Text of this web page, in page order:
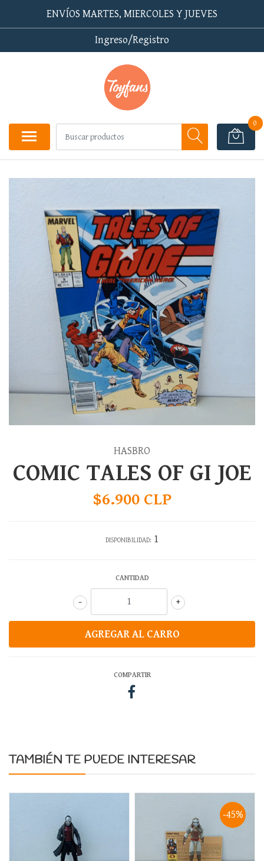
ENVÍOS MARTES, MIERCOLES Y JUEVES
Ingreso/Registro
0
HASBRO
COMIC TALES OF GI JOE
$6.900 CLP
DISPONIBILIDAD: 1
CANTIDAD
+
-
COMPARTIR
TAMBIÉN TE PUEDE INTERESAR
-45%